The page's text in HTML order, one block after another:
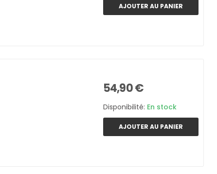
AJOUTER AU PANIER
54,90 €
Disponibilité: En stock
AJOUTER AU PANIER